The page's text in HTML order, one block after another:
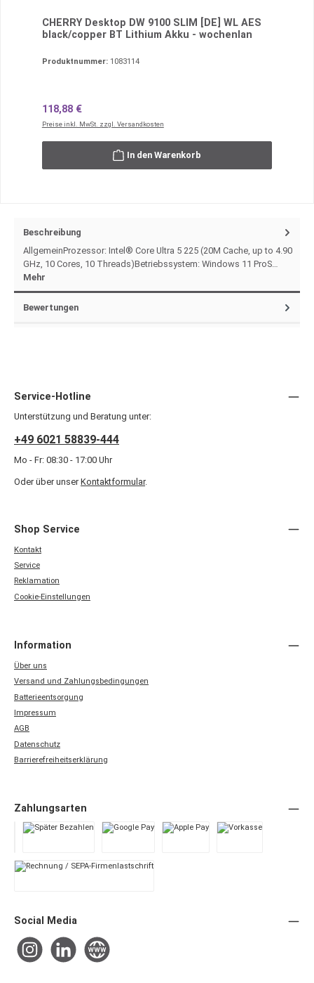
CHERRY Desktop DW 9100 SLIM [DE] WL AES
black/copper BT Lithium Akku - wochenlan
Produktnummer: 1083114
Regulärer Preis:
118,88 €
Preise inkl. MwSt. zzgl. Versandkosten
In den Warenkorb
Beschreibung
AllgemeinProzessor: Intel® Core Ultra 5 225 (20M Cache, up to 4.90
GHz, 10 Cores, 10 Threads)Betriebssystem: Windows 11 ProS…
Mehr
Bewertungen
Service-Hotline
Unterstützung und Beratung unter:
+49 6021 58839-444
Mo - Fr: 08:30 - 17:00 Uhr
Oder über unser Kontaktformular.
Shop Service
Kontakt
Service
Reklamation
Cookie-Einstellungen
Information
Über uns
Versand und Zahlungsbedingungen
Batterieentsorgung
Impressum
AGB
Datenschutz
Barrierefreiheitserklärung
Zahlungsarten
Social Media
InstagramLinkedIn Website